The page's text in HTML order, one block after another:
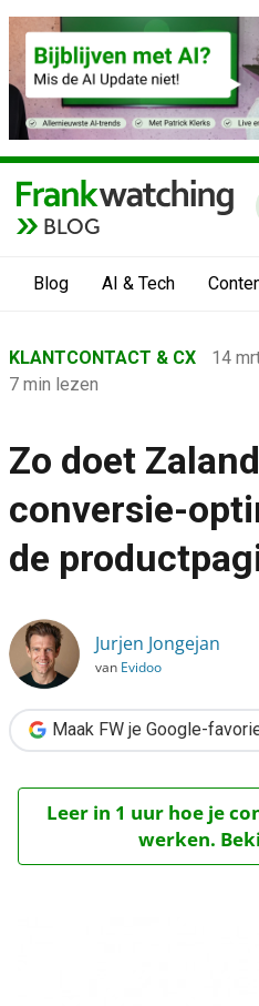
BLOG
Blog AI & Tech
›
Klantcontact & CX
›
Zo doet Zalando aan
KLANTCONTACT & CX
14
7 min lezen
Zo doet
conversie-
de
Jurjen Jongejan
van Evidoo
Maak FW je Google-
Leer in 1 uur hoe je
werken.